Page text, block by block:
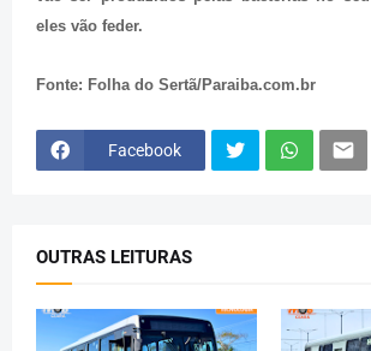
eles vão feder.
Fonte: Folha do Sertã/Paraiba.com.br
Facebook
OUTRAS LEITURAS